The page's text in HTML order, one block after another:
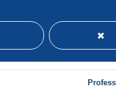
, le faubourg quartier de
poste * rails